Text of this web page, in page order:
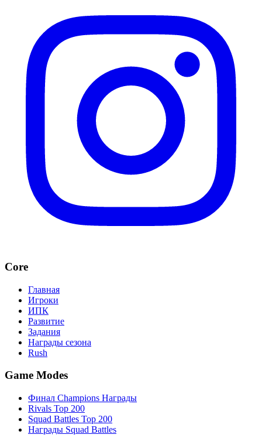
Core
Главная
Игроки
ИПК
Развитие
Задания
Награды сезона
Rush
Game Modes
Финал Champions Награды
Rivals Top 200
Squad Battles Top 200
Награды Squad Battles